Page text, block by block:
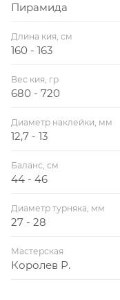
Пирамида
Длина кия, см
160 - 163
Вес кия, гр
680 - 720
Диаметр наклейки, мм
12,7 - 13
Баланс, см
44 - 46
Диаметр турняка, мм
27 - 28
Мастерская
Королев Р.